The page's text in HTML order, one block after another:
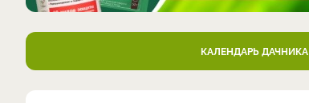
КАЛЕНДАРЬ ДАЧНИКА